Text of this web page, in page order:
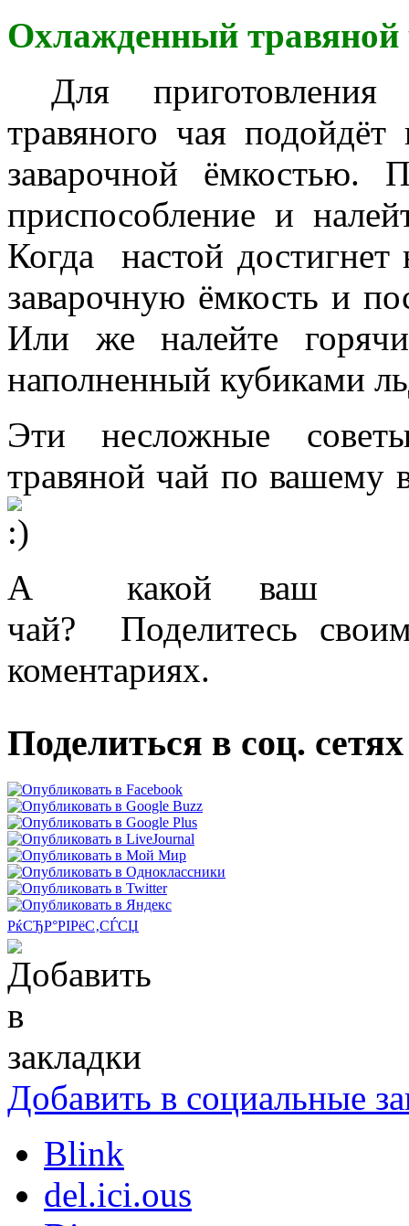
Охлажденный травяной
Для приготовления
травяного чая
заварочной ёмкостью.
приспособление и
Когда настой
заварочную ёмкость и
Или же налейте
наполненный кубиками
Эти несложные
травяной чай по вашему
А какой ваш
чай? Поделитесь
коментариях.
Поделиться в соц. сетях
РќСЂР°РІРёС‚СЃСЏ
Добавить в социальные
Blink
del.ici.ous